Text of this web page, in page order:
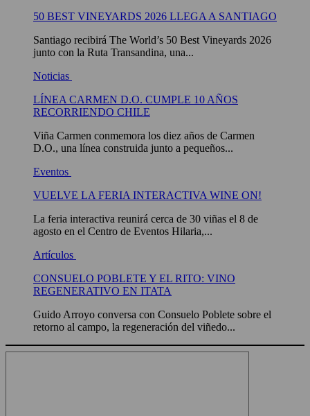
50 BEST VINEYARDS 2026 LLEGA A SANTIAGO
Santiago recibirá The World’s 50 Best Vineyards 2026
junto con la Ruta Transandina, una...
Noticias
LÍNEA CARMEN D.O. CUMPLE 10 AÑOS
RECORRIENDO CHILE
Viña Carmen conmemora los diez años de Carmen
D.O., una línea construida junto a pequeños...
Eventos
VUELVE LA FERIA INTERACTIVA WINE ON!
La feria interactiva reunirá cerca de 30 viñas el 8 de
agosto en el Centro de Eventos Hilaria,...
Artículos
CONSUELO POBLETE Y EL RITO: VINO
REGENERATIVO EN ITATA
Guido Arroyo conversa con Consuelo Poblete sobre el
retorno al campo, la regeneración del viñedo...